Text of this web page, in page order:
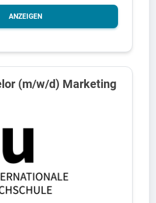
ANZEIGEN
(m/w/d) Marketing